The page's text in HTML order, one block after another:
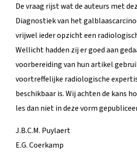
De vraag rijst wat de auteurs met
Diagnostiek van het
vrijwel ieder opzicht een
Wellicht hadden zij er goed aan
voorbereiding van hun artikel
voortreffelijke radiologische
beschikbaar is. Wij achten de kans
les dan niet in deze vorm
J.B.C.M. Puylaert
E.G. Coerkamp